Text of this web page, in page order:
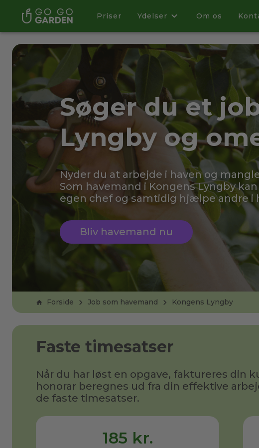
Priser Ydelser Om os
Søger du et
Lyngby og
Nyder du at arbejde i haven og
Som havemand i Kongens Lyngby
egen chef og samtidig hjælpe andre i
Bliv havemand nu
Forside Job som havemand Kongens Lyngby
Faste timesatser
Når du har løst en opgave, faktureres din
honorar beregnes ud fra din effektive
de faste timesatser.
185 kr.